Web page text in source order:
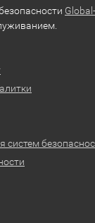
Global-
систем